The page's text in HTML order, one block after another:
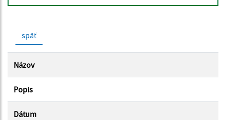
späť
Názov
Popis
Dátum